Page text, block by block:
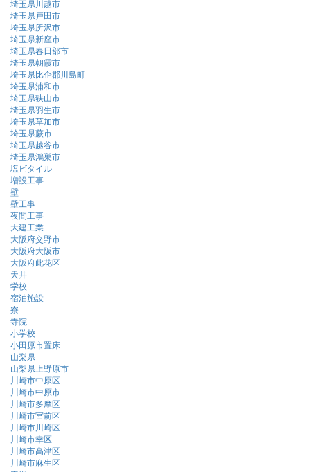
埼玉県川越市
埼玉県戸田市
埼玉県所沢市
埼玉県新座市
埼玉県春日部市
埼玉県朝霞市
埼玉県比企郡川島町
埼玉県浦和市
埼玉県狭山市
埼玉県羽生市
埼玉県草加市
埼玉県蕨市
埼玉県越谷市
埼玉県鴻巣市
塩ビタイル
増設工事
壁
壁工事
夜間工事
大建工業
大阪府交野市
大阪府大阪市
大阪府此花区
天井
学校
宿泊施設
寮
寺院
小学校
小田原市置床
山梨県
山梨県上野原市
川崎市中原区
川崎市中原市
川崎市多摩区
川崎市宮前区
川崎市川崎区
川崎市幸区
川崎市高津区
川崎市麻生区